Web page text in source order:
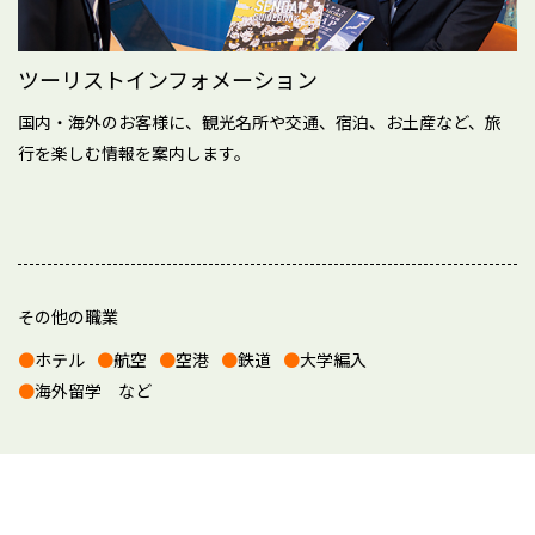
ツーリストインフォメーション
国内・海外のお客様に、観光名所や交通、宿泊、お土産など、旅
行を楽しむ情報を案内します。
その他の職業
ホテル
航空 空港 鉄道
大学編入
海外留学 など